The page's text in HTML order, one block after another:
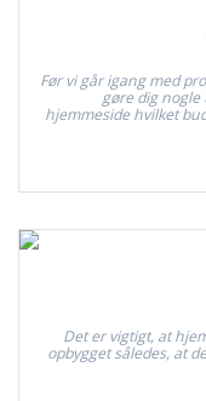
Før vi går igang med
gøre dig nogle
hjemmeside hvilket
Det er vigtigt, at
opbygget således, at